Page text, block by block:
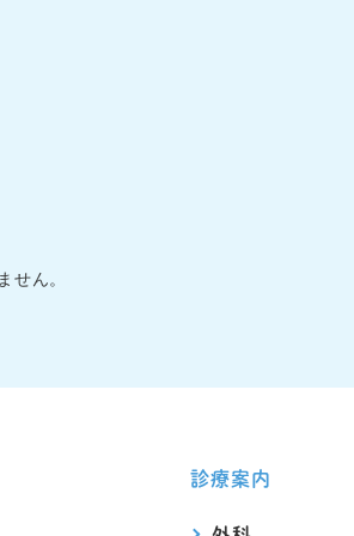
せん。
診療案内